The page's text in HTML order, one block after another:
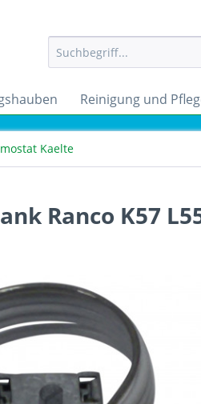
Reinigung und
Kaelte
Ranco K57